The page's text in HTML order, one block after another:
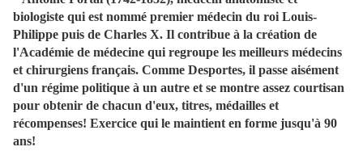
biologiste qui est nommé premier médecin du roi Louis-
Philippe puis de Charles X. Il contribue à la création de
l'Académie de médecine qui regroupe les meilleurs médecins
et chirurgiens français. Comme Desportes, il passe aisément
d'un régime politique à un autre et se montre assez courtisan
pour obtenir de chacun d'eux, titres, médailles et
récompenses! Exercice qui le maintient en forme jusqu'à 90
ans!